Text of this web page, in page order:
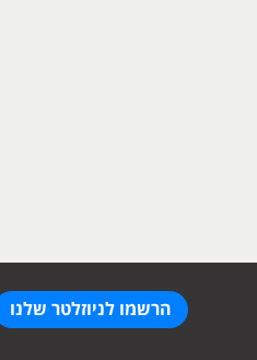
הרשמו לניוזלטר שלנו